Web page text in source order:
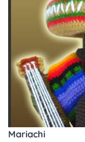
Mariachi